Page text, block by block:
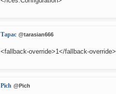
Тарас @tarasian666
<fallback-override>1</fallback-override>
Pich @Pich